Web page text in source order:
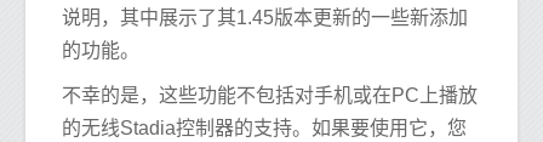
说明，其中展示了其1.45版本更新的一些新添加
的功能。
不幸的是，这些功能不包括对手机或在PC上播放
的无线Stadia控制器的支持。如果要使用它，您